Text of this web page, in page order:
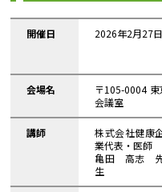
開催日 2026年2月27日
会場名
〒105-0004
会議室
講師
株式会社健康
業代表・医師
⻲⽥ ⾼志
生